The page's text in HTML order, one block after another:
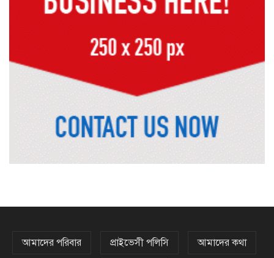
যাদের
হরমুজ চুক্তির বিনিময়ে ইরানের বন্দর
কেবল বিমান হামলা করে ইরানকে কাবু
রোনালদোর বড় আশা
আমাদের পরিবার প্রাইভেসী পলিসি আমাদের কথা